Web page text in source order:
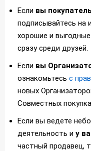
Если вы покупатель
подписывайтесь на
хорошие и
сразу среди друзей.
Если вы
ознакомьтесь с
новых
Совместных
Если вы ведете
деятельность и у
частный продавец,